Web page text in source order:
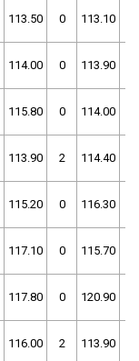
113.50 0 113.10
114.00 0 113.90
115.80 0 114.00
113.90 2 114.40
115.20 0 116.30
117.10 0 115.70
117.80 0 120.90
116.00 2 113.90